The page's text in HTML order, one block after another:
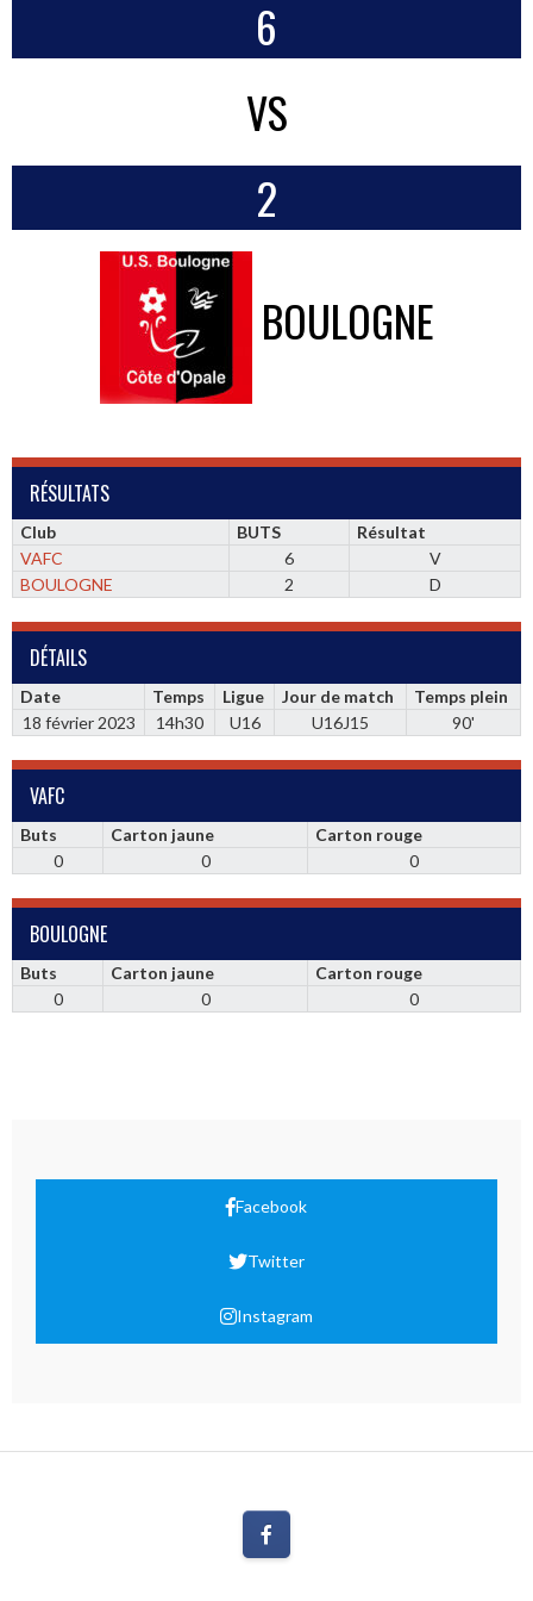
6
VS
2
BOULOGNE
RÉSULTATS
Club BUTS
Résultat
VAFC
6
V
BOULOGNE
2 D
DÉTAILS
Date Temps Ligue Jour de match
Temps plein
18 février 2023
14h30 U16 U16J15 90'
VAFC
Buts Carton jaune
Carton rouge
0
0 0
BOULOGNE
Buts Carton jaune
Carton rouge
0
0 0
Facebook
Twitter
Instagram